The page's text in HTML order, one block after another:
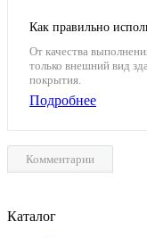
Как правильно
От качества
только внешний вид
покрытия.
Подробнее
Комментарии
Каталог